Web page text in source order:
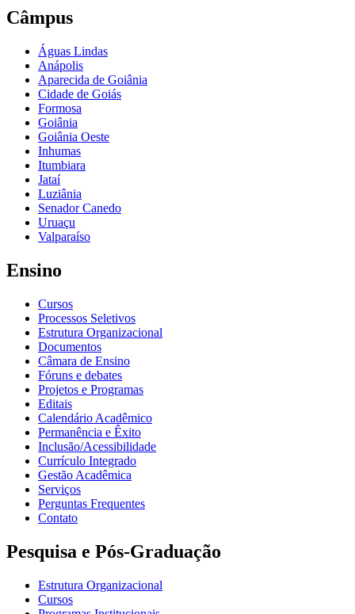
Câmpus
Águas Lindas
Anápolis
Aparecida de Goiânia
Cidade de Goiás
Formosa
Goiânia
Goiânia Oeste
Inhumas
Itumbiara
Jataí
Luziânia
Senador Canedo
Uruaçu
Valparaíso
Ensino
Cursos
Processos Seletivos
Estrutura Organizacional
Documentos
Câmara de Ensino
Fóruns e debates
Projetos e Programas
Editais
Calendário Acadêmico
Permanência e Êxito
Inclusão/Acessibilidade
Currículo Integrado
Gestão Acadêmica
Serviços
Perguntas Frequentes
Contato
Pesquisa e Pós-Graduação
Estrutura Organizacional
Cursos